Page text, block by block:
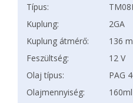
Típus:
Kuplung:
2GA
Kuplung átmérő:
136
Feszültség:
12 V
Olaj típus:
PAG
Olajmennyiség:
160ml